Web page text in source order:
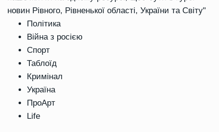
новин Рівного, Рівненької області, України та Світу"
Політика
Війна з росією
Спорт
Таблоїд
Кримінал
Україна
ПроАрт
Life